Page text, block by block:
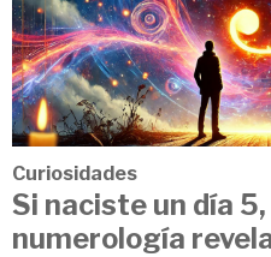
Curiosidades
Si naciste un día
numerología